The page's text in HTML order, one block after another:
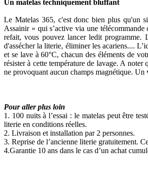
Un matelas techniquement bluffant
Le Matelas 365, c'est donc bien plus qu'un
Assainir » qui s’active via une
refait, vous pouvez lancer ledit programme.
d'assécher la literie, éliminer les acariens....
et se lave à 60°C, chacun des éléments de
résister à cette température de lavage. A
ne provoquant aucun champs magnétique. Un
Pour aller plus loin
1. 100 nuits à l’essai : le matelas peut être
literie en conditions réelles.
2. Livraison et installation par 2 personnes.
3. Reprise de l’ancienne literie gratuitement.
4.Garantie 10 ans dans le cas d’un achat